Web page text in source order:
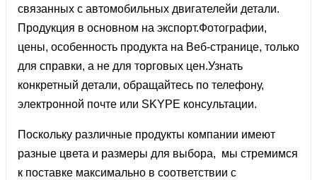
связанных с автомобильных двигателейи детали.
Продукция в основном на экспорт.Фотографии,
цены, особенность продукта на Веб-странице, только
для справки, а не для торговых цен.Узнать
конкретный детали, обращайтесь по телефону,
электронной почте или SKYPE консультации.
Поскольку различные продукты компании имеют
разные цвета и размеры для выбора, мы стремимся
к поставке максимально в соответствии с